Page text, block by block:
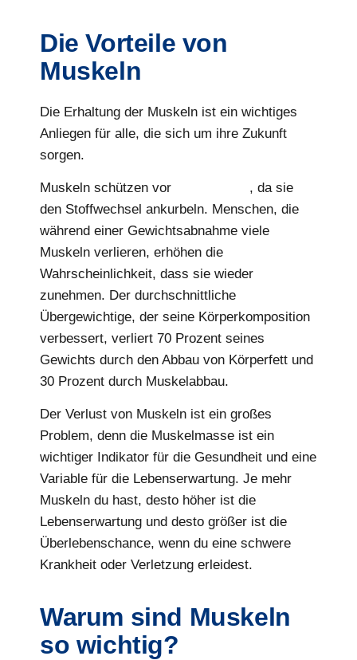
Die Vorteile von
Muskeln
Die Erhaltung der Muskeln ist ein wichtiges
Anliegen für alle, die sich um ihre Zukunft
sorgen.
Muskeln schützen vor
, da sie
den Stoffwechsel ankurbeln. Menschen, die
während einer Gewichtsabnahme viele
Muskeln verlieren, erhöhen die
Wahrscheinlichkeit, dass sie wieder
zunehmen. Der durchschnittliche
Übergewichtige, der seine Körperkomposition
verbessert, verliert 70 Prozent seines
Gewichts durch den Abbau von Körperfett und
30 Prozent durch Muskelabbau.
Der Verlust von Muskeln ist ein großes
Problem, denn die Muskelmasse ist ein
wichtiger Indikator für die Gesundheit und eine
Variable für die Lebenserwartung. Je mehr
Muskeln du hast, desto höher ist die
Lebenserwartung und desto größer ist die
Überlebenschance, wenn du eine schwere
Krankheit oder Verletzung erleidest.
Warum sind Muskeln
so wichtig?